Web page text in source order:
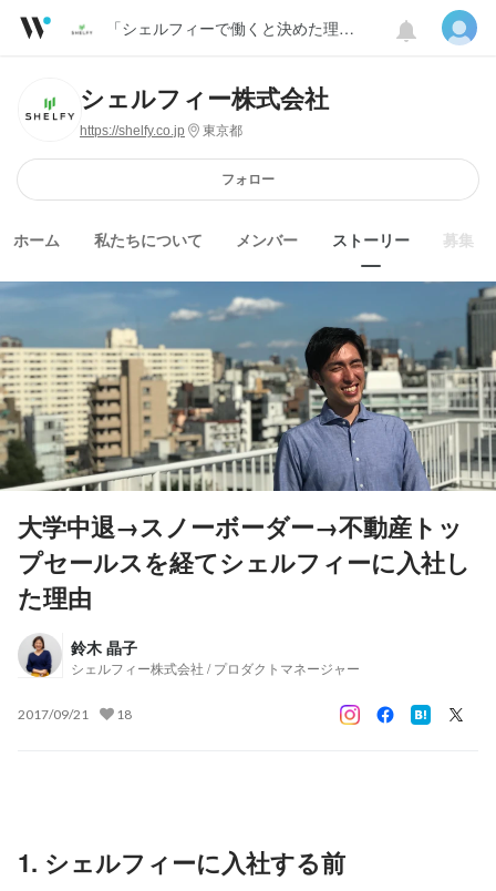
「シェルフィーで働くと決めた理由」
シェルフィー株式会社
https://shelfy.co.jp 東京都
フォロー
ホーム 私たちについて メンバー ストーリー 募集
大学中退→スノーボーダー→不動産トッ
プセールスを経てシェルフィーに入社し
た理由
鈴木 晶子
シェルフィー株式会社 / プロダクトマネージャー
2017/09/21 18
1. シェルフィーに入社する前